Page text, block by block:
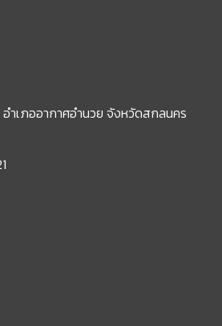
อำเภออากาศอำนวย จังหวัดสกลนคร